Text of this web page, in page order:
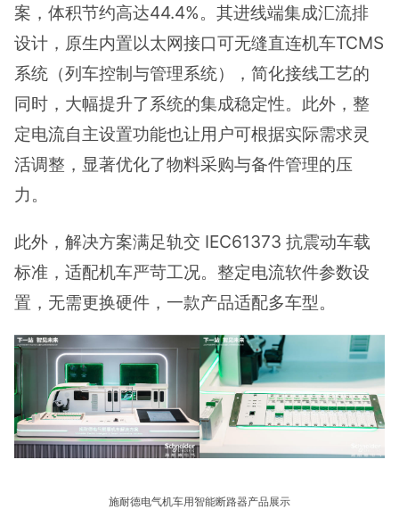
案，体积节约高达44.4%。其进线端集成汇流排
设计，原生内置以太网接口可无缝直连机车TCMS
系统（列车控制与管理系统），简化接线工艺的
同时，大幅提升了系统的集成稳定性。此外，整
定电流自主设置功能也让用户可根据实际需求灵
活调整，显著优化了物料采购与备件管理的压
力。
此外，解决方案满足轨交 IEC61373 抗震动车载
标准，适配机车严苛工况。整定电流软件参数设
置，无需更换硬件，一款产品适配多车型。
施耐德电气机车用智能断路器产品展示